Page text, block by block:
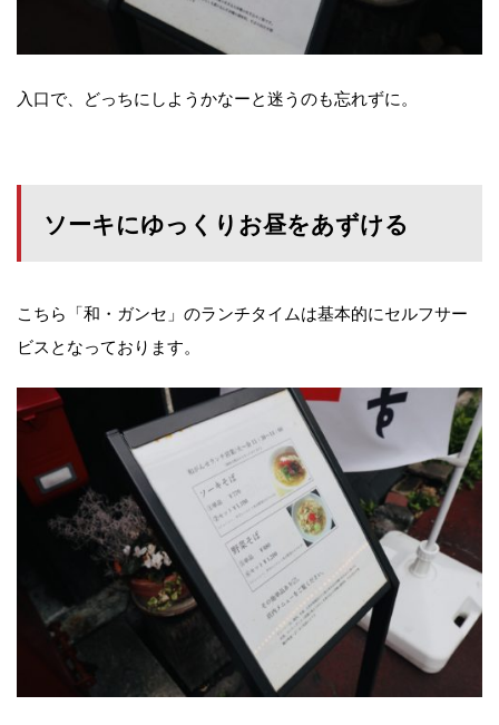
入口で、どっちにしようかなーと迷うのも忘れずに。
ソーキにゆっくりお昼をあずける
こちら「和・ガンセ」のランチタイムは基本的にセルフサー
ビスとなっております。